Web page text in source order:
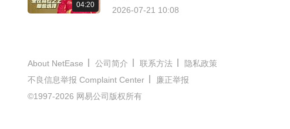
04:20
2026-07-21 10:08
About NetEase 公司简介 联系方法
隐私政策
不良信息举报 Complaint Center
廉正举报
©1997-2026 网易公司版权所有